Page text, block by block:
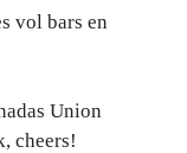
vol bars en
Union
cheers!